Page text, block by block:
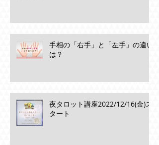
手相の「右手」と「左手」の違い
は？
夜タロット講座2022/12/16(金)ス
タート